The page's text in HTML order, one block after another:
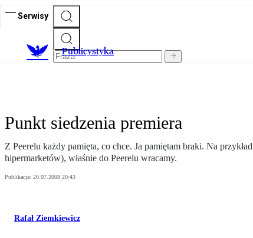
Serwisy
Publicystyka
Punkt siedzenia premiera
Z Peerelu każdy pamięta, co chce. Ja pamiętam braki. Na
hipermarketów), właśnie do Peerelu wracamy.
Publikacja: 20.07.2008 20:43
Rafał Ziemkiewicz